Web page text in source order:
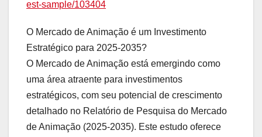
est-sample/103404
O Mercado de Animação é um Investimento
Estratégico para 2025-2035?
O Mercado de Animação está emergindo como
uma área atraente para investimentos
estratégicos, com seu potencial de crescimento
detalhado no Relatório de Pesquisa do Mercado
de Animação (2025-2035). Este estudo oferece